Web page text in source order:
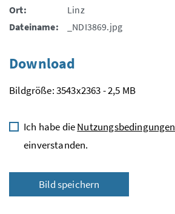
Ort:
Linz
Dateiname:
_NDI3869.jpg
Download
Bildgröße: 3543x2363 - 2,5 MB
Ich habe dieNutzungsbedingungen
einverstanden.
Bild speichern